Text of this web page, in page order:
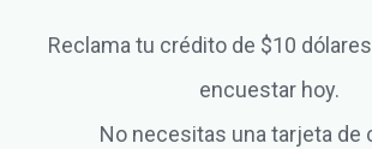
Reclama tu crédito de $10
encuestar hoy.
No necesitas una tarjeta de